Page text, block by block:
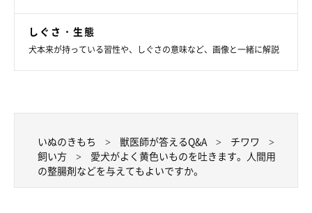
しぐさ・生態
犬本来が持っている習性や、しぐさの意味など、画像と一緒に解説
いぬのきもち 獣医師が答えるQ&A
チワワ
飼い方
愛犬がよく黄色いものを吐きます。人間用
の整腸剤などを与えてもよいですか。